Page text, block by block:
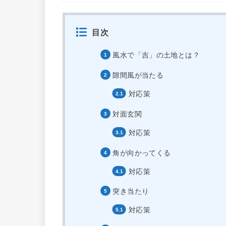
目次
風水で「吉」の土地とは？
隙間風が当たる
対応策
対面玄関
対応策
角が向かってくる
対応策
突き当たり
対応策